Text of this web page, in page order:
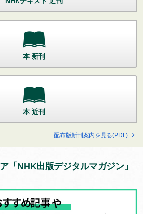
本 新刊
本 近刊
配布版新刊案内を見る(PDF)
「NHK出版デジタルマガジン」